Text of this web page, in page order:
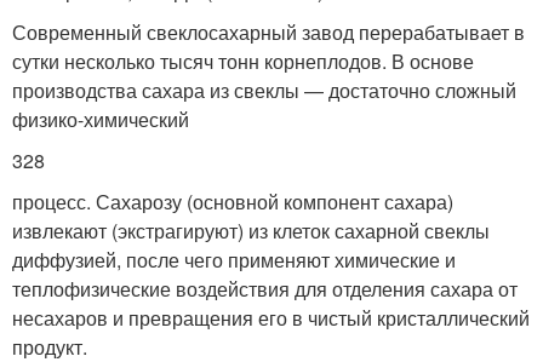
Современный свеклосахарный завод перерабатывает в
сутки несколько тысяч тонн корнеплодов. В основе
производства сахара из свеклы — достаточно сложный
физико-химический
328
процесс. Сахарозу (основной компонент сахара)
извлекают (экстрагируют) из клеток сахарной свеклы
диффузией, после чего применяют химические и
теплофизические воздействия для отделения сахара от
несахаров и превращения его в чистый кристаллический
продукт.